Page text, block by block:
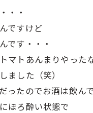
・・
ですけど
です・・・
マトあんまりやった
ました（笑）
ったのでお酒は飲ん
ほろ酔い状態で